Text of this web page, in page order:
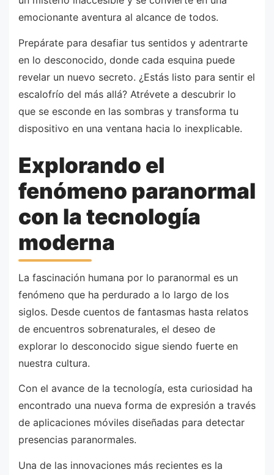
emocionante aventura al alcance de todos.
Prepárate para desafiar tus sentidos y adentrarte
en lo desconocido, donde cada esquina puede
revelar un nuevo secreto. ¿Estás listo para sentir el
escalofrío del más allá? Atrévete a descubrir lo
que se esconde en las sombras y transforma tu
dispositivo en una ventana hacia lo inexplicable.
Explorando el
fenómeno paranormal
con la tecnología
moderna
La fascinación humana por lo paranormal es un
fenómeno que ha perdurado a lo largo de los
siglos. Desde cuentos de fantasmas hasta relatos
de encuentros sobrenaturales, el deseo de
explorar lo desconocido sigue siendo fuerte en
nuestra cultura.
Con el avance de la tecnología, esta curiosidad ha
encontrado una nueva forma de expresión a través
de aplicaciones móviles diseñadas para detectar
presencias paranormales.
Una de las innovaciones más recientes es la